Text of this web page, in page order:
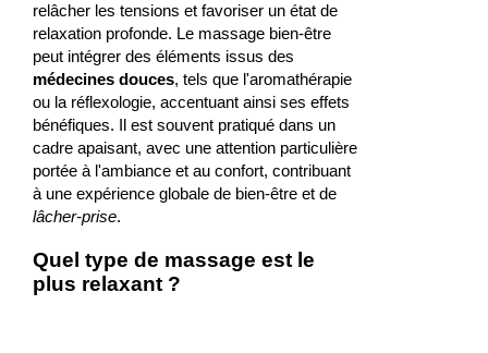
relâcher les tensions et favoriser un état de
relaxation profonde. Le massage bien-être
peut intégrer des éléments issus des
médecines douces, tels que l'aromathérapie
ou la réflexologie, accentuant ainsi ses effets
bénéfiques. Il est souvent pratiqué dans un
cadre apaisant, avec une attention particulière
portée à l'ambiance et au confort, contribuant
à une expérience globale de bien-être et de
lâcher-prise.
Quel type de massage est le
plus relaxant ?